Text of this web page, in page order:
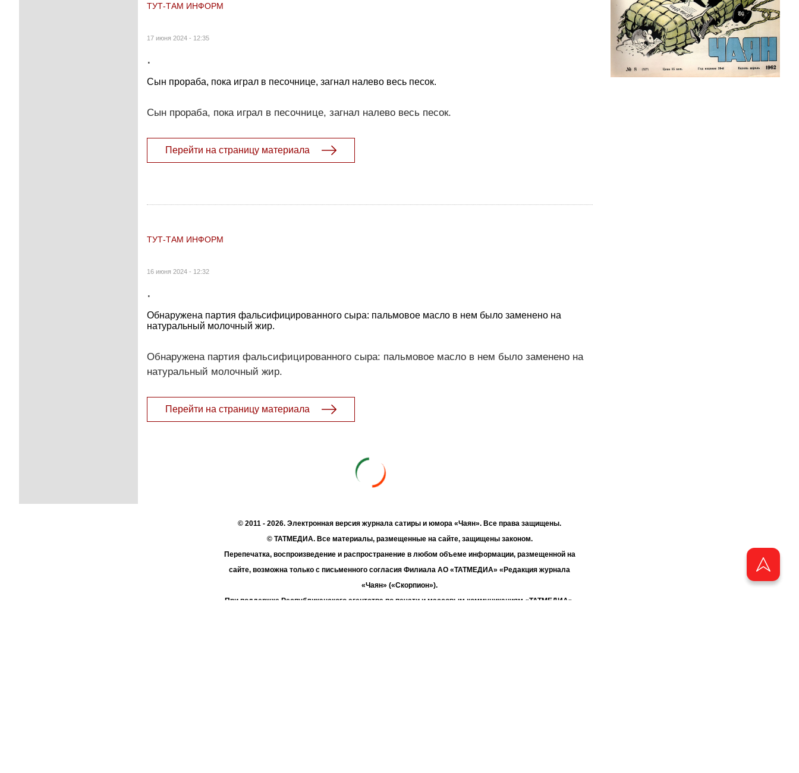
ТУТ-ТАМ ИНФОРМ
17 июня 2024 - 12:35
.
Сын прораба, пока играл в песочнице, загнал налево весь песок.
Сын прораба, пока играл в песочнице, загнал налево весь песок.
Перейти на страницу материала
ТУТ-ТАМ ИНФОРМ
16 июня 2024 - 12:32
.
Обнаружена партия фальсифицированного сыра: пальмовое масло в нем было заменено на
натуральный молочный жир.
Обнаружена партия фальсифицированного сыра: пальмовое масло в нем было заменено на
натуральный молочный жир.
Перейти на страницу материала
© 2011 - 2026. Электронная версия журнала сатиры и юмора «Чаян». Все права защищены.
© ТАТМЕДИА. Все материалы, размещенные на сайте, защищены законом.
Перепечатка, воспроизведение и распространение в любом объеме информации, размещенной на
сайте, возможна только с письменного согласия Филиала АО «ТАТМЕДИА» «Редакция журнала
«Чаян» («Скорпион»).
При поддержке Республиканского агентства по печати и массовым коммуникациям «ТАТМЕДИА».